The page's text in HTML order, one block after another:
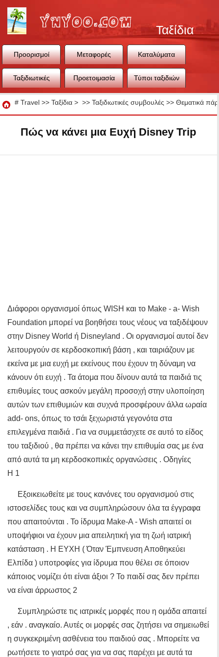
Ταξίδια
Προορισμοί Μεταφορές Καταλύματα
Ταξιδιωτικές Προετοιμασία Τύποι ταξιδιών
Ταξίδια
# Travel >> Ταξίδια > >> Ταξιδιωτικές συμβουλές >> Θεματικά
Πώς να κάνει μια Ευχή Disney Trip
Διάφοροι οργανισμοί όπως WISH και το Make - a- Wish
Foundation μπορεί να βοηθήσει τους νέους να ταξιδέψουν
στην Disney World ή Disneyland . Οι οργανισμοί αυτοί δεν
λειτουργούν σε κερδοσκοπική βάση , και ταιριάζουν με
εκείνα με μια ευχή με εκείνους που έχουν τη δύναμη να
κάνουν ότι ευχή . Τα άτομα που δίνουν αυτά τα παιδιά τις
επιθυμίες τους ασκούν μεγάλη προσοχή στην υλοποίηση
αυτών των επιθυμιών και συχνά προσφέρουν άλλα ωραία
add- ons, όπως το τσάι ξεχωριστά γεγονότα στα
επιλεγμένα παιδιά . Για να συμμετάσχετε σε αυτό το είδος
του ταξιδιού , θα πρέπει να κάνει την επιθυμία σας με ένα
από αυτά τα μη κερδοσκοπικές οργανώσεις . Οδηγίες
Η 1
Εξοικειωθείτε με τους κανόνες του οργανισμού στις
ιστοσελίδες τους και να συμπληρώσουν όλα τα έγγραφα
που απαιτούνται . Το ίδρυμα Make-A - Wish απαιτεί οι
υποψήφιοι να έχουν μια απειλητική για τη ζωή ιατρική
κατάσταση . Η ΕΥΧΗ ( Όταν Έμπνευση Αποθηκεύει
Ελπίδα ) υποτροφίες για ίδρυμα που θέλει σε όποιον
κάποιος νομίζει ότι είναι άξιοι ? Το παιδί σας δεν πρέπει
να είναι άρρωστος 2
Συμπληρώστε τις ιατρικές μορφές που η ομάδα απαιτεί
, εάν . αναγκαίο. Αυτές οι μορφές σας ζητήσει να σημειωθεί
η συγκεκριμένη ασθένεια του παιδιού σας . Μπορείτε να
ρωτήσετε το γιατρό σας για να σας παρέχει με αυτά τα